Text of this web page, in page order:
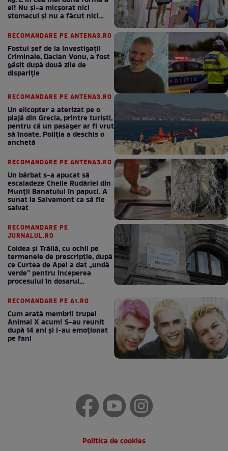
ei! Nu și-a micșorat nici
stomacul și nu a făcut nici
RECOMANDARE PE ANTENA3.RO
Fostul șef de la Investigații
Criminale, Dacian Vonu, a fost
găsit după două zile de
dispariţie
RECOMANDARE PE ANTENA3.RO
Un elicopter a aterizat pe o
plajă din Grecia, printre turiști,
pentru că un pasager ar fi vrut
să înoate. Poliția a deschis o
anchetă
RECOMANDARE PE ANTENA3.RO
Un bărbat s-a apucat să
escaladeze Cheile Rudăriei din
Munții Banatului în papuci. A
sunat la Salvamont ca să fie
salvat
RECOMANDARE PE
JURNALUL.RO
Coldea și Trăilă, cu ochii pe
termenele de prescripție, după
ce Curtea de Apel a dat „undă
verde” pentru începerea
procesului în dosarul
RECOMANDARE PE A1.RO
Cum arată membrii trupei
Animal X acum! S-au reunit
după 14 ani și i-au emoționat
pe fani
Politica de cookies